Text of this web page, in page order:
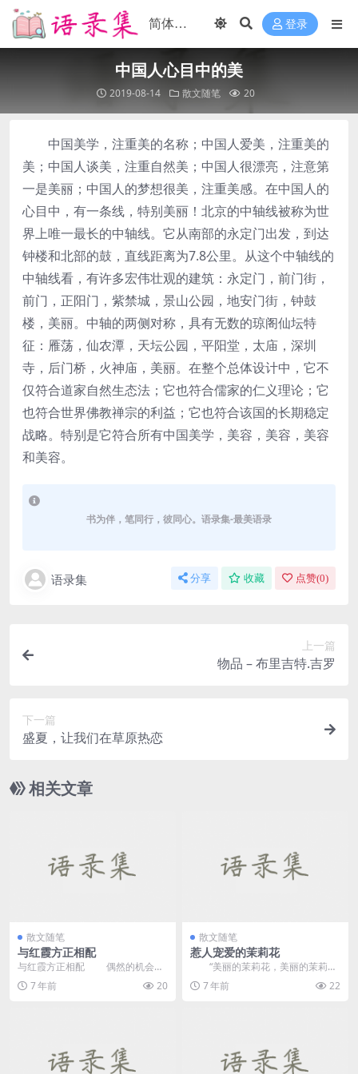
登录
中国人心目中的美
2019-08-14 散文随笔 20
中国美学，注重美的名称；中国人爱美，注重美的
美；中国人谈美，注重自然美；中国人很漂亮，注意第
一是美丽；中国人的梦想很美，注重美感。在中国人的
心目中，有一条线，特别美丽！北京的中轴线被称为世
界上唯一最长的中轴线。它从南部的永定门出发，到达
钟楼和北部的鼓，直线距离为7.8公里。从这个中轴线的
中轴线看，有许多宏伟壮观的建筑：永定门，前门街，
前门，正阳门，紫禁城，景山公园，地安门街，钟鼓
楼，美丽。中轴的两侧对称，具有无数的琼阁仙坛特
征：雁荡，仙农潭，天坛公园，平阳堂，太庙，深圳
寺，后门桥，火神庙，美丽。在整个总体设计中，它不
仅符合道家自然生态法；它也符合儒家的仁义理论；它
也符合世界佛教禅宗的利益；它也符合该国的长期稳定
战略。特别是它符合所有中国美学，美容，美容，美容
和美容。
书为伴，笔同行，彼同心。语录集-最美语录
语录集 分享 收藏 点赞(0)
上一篇
物品 – 布里吉特.吉罗
下一篇
盛夏，让我们在草原热恋
相关文章
散文随笔
与红霞方正相配
与红霞方正相配 偶然的机会，
我读了很多年前我留下的日记，并
从《卜算子》看到了...
7 年前 20
散文随笔
惹人宠爱的茉莉花
“美丽的茉莉花，美丽的茉莉
花，美丽芬芳的白色香气让人自豪.
&rd...7 年前 22